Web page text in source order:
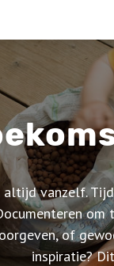
vanzelf.
of
inspiratie?